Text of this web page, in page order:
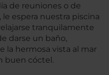
de reuniones o de
espera nuestra piscina
tranquilamente
darse un baño,
la hermosa vista al mar
buen cóctel.